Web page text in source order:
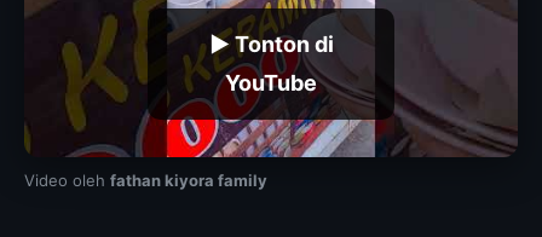
▶ Tonton di
YouTube
Video oleh fathan kiyora family